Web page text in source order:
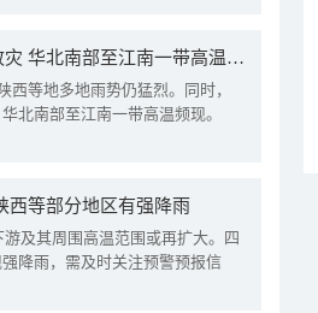
四川陕西等地需警惕降雨叠加致灾 华北南部至江南一带高温频现
等地多地雨势仍猛烈。同时，
北南部至江南一带高温频现。
西等部分地区有强降雨
及其周围高温范围或再扩大。四
降雨，需及时关注预警预报信